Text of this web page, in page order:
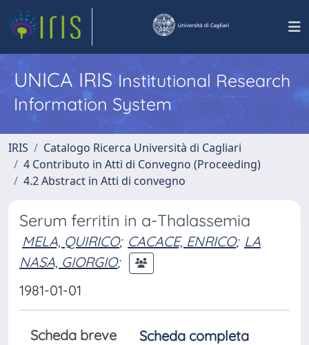
UNICA IRISInstitutional Research
Information System
IRIS
Catalogo Ricerca Università di Cagliari
4 Contributo in Atti di Convegno (Proceeding)
4.2 Abstract in Atti di convegno
Serum ferritin in a-Thalassemia
MELA, QUIRICO; CACACE, ENRICO; LA
NASA, GIORGIO;
1981-01-01
Scheda breve
Scheda completa